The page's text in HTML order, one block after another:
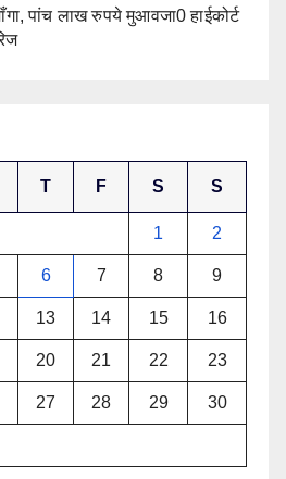
पांच लाख रुपये मुआवजा0 हाईकोर्ट
T F S S
1 2
6 7 8 9
13 14 15 16
20 21 22 23
27 28 29 30